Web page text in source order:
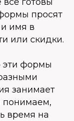
просят
и имя в
или скидки.
эти формы
занимает
время на